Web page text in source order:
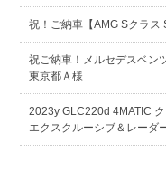
祝！ご納車【AMG Sクラス
祝ご納車！メルセデスベン
東京都Ａ様
2023y GLC220d 4MATIC
エクスクルーシブ＆レーダ